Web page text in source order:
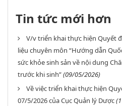
Tin tức mới hơn
V/v triển khai thực hiện Quyết
liệu chuyên môn “Hướng dẫn
sức khỏe sinh sản về nội dung
trước khi sinh”(09/05/2026)
Về việc triển khai thực hiện
07/5/2026 của Cục Quản lý Dược